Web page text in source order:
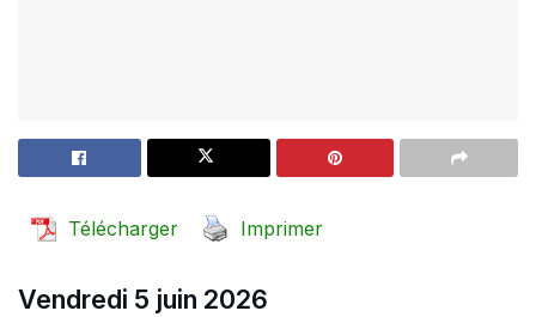
Télécharger Imprimer
Vendredi 5 juin 2026